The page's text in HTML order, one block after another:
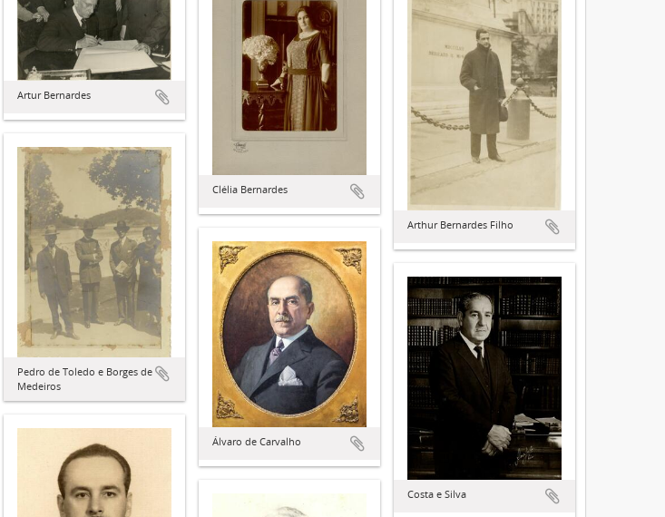
Artur Bernardes
Clélia Bernardes
Arthur Bernardes Filho
Pedro de Toledo e Borges de
Medeiros
Álvaro de Carvalho
Costa e Silva